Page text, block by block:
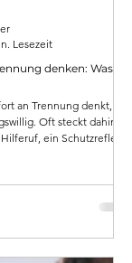
denken: Was das
an Trennung denkt, ist
Oft steckt dahinter
ein Schutzreflex,
dieser Gedanke wirklich
genommen werden
Lesezeit